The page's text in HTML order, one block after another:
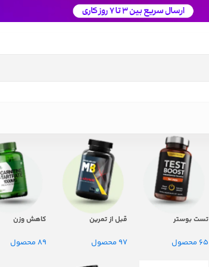
تست بوستر
65 محصول
قبل از تمرین
97 محصول
کاهش وزن
89 محصول